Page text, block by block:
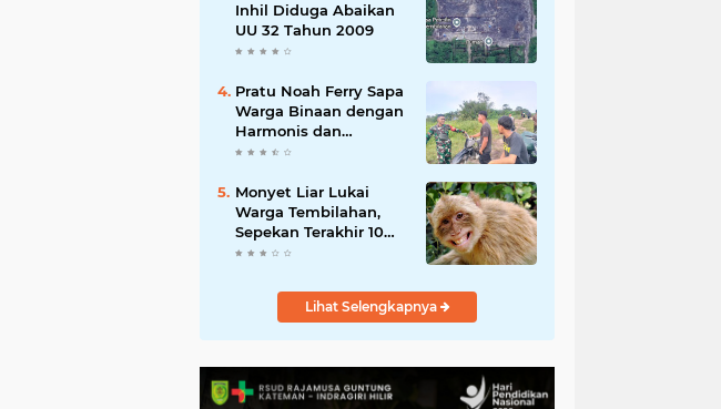
Inhil Diduga Abaikan
UU 32 Tahun 2009
Pratu Noah Ferry Sapa
Warga Binaan dengan
Harmonis dan
Bincang Santai
Monyet Liar Lukai
Warga Tembilahan,
Sepekan Terakhir 10
Warga Jadi Korban
Lihat Selengkapnya